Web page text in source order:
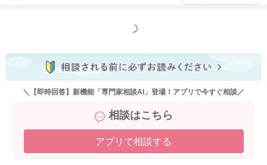
もっと見る
＼【即時回答】新機能「専門家相談AI」登場！アプリで今すぐ相談／
相談はこちら
アプリで相談する